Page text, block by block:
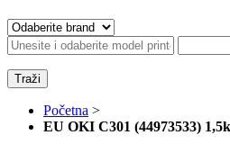
Traži
Početna >
EU OKI C301 (44973533)